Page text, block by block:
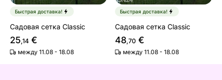
Быстрая доставка!
Садовая сетка Classic
25,14 €
между 11.08 - 18.08
Быстрая доставка!
Садовая сетка Classic
48,70 €
между 11.08 - 18.08